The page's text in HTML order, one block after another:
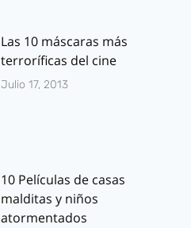
Las 10 máscaras más
terroríficas del cine
Julio 17, 2013
10 Películas de casas
malditas y niños
atormentados